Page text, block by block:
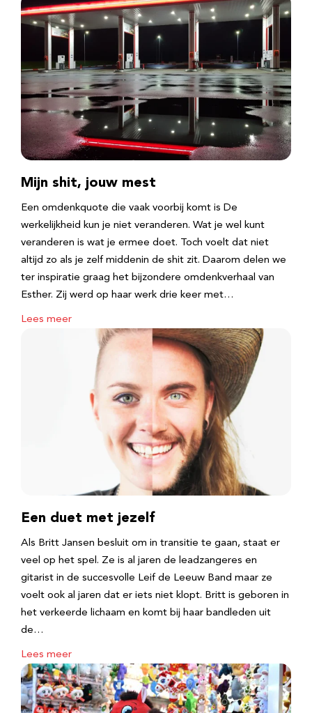
Mijn shit, jouw mest
Een omdenkquote die vaak voorbij komt is De
werkelijkheid kun je niet veranderen. Wat je wel kunt
veranderen is wat je ermee doet. Toch voelt dat niet
altijd zo als je zelf middenin de shit zit. Daarom delen we
ter inspiratie graag het bijzondere omdenkverhaal van
Esther. Zij werd op haar werk drie keer met…
Lees meer
Een duet met jezelf
Als Britt Jansen besluit om in transitie te gaan, staat er
veel op het spel. Ze is al jaren de leadzangeres en
gitarist in de succesvolle Leif de Leeuw Band maar ze
voelt ook al jaren dat er iets niet klopt. Britt is geboren in
het verkeerde lichaam en komt bij haar bandleden uit
de…
Lees meer